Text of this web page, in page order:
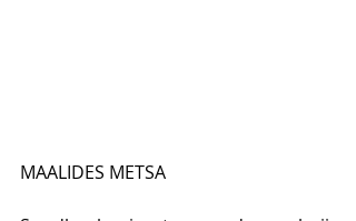
MAALIDES METSA